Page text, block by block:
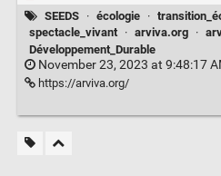
SEEDS · écologie ·
spectacle_vivant
· arviva.org ·
Développement_Durable
November 23, 2023 at 9:48:17
https://arviva.org/